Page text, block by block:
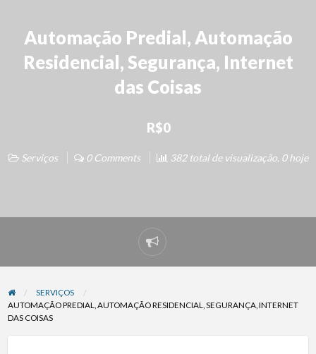
Automação Predial, Automação
Residencial, Segurança, Internet
das Coisas
R$0
Serviços 0 Comments 382 total de visualização, 0 hoje
SERVIÇOS
AUTOMAÇÃO PREDIAL, AUTOMAÇÃO RESIDENCIAL, SEGURANÇA, INTERNET
DAS COISAS